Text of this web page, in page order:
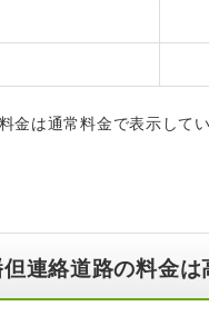
金は通常料金で表示して
但連絡道路の料金は